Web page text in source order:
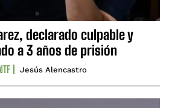
declarado culpable y
a 3 años de prisión
Jesús Alencastro